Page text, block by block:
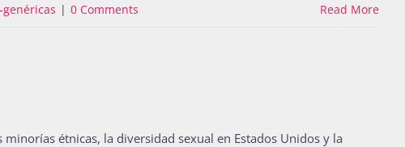
| 0 Comments Read More
étnicas, la diversidad sexual en Estados Unidos y la